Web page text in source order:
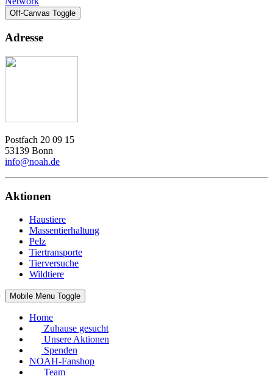
Off-Canvas Toggle
Adresse
Postfach 20 09 15
53139 Bonn
info@noah.de
Aktionen
Haustiere
Massentierhaltung
Pelz
Tiertransporte
Tierversuche
Wildtiere
Mobile Menu Toggle
Home
Zuhause gesucht
Unsere Aktionen
Spenden
NOAH-Fanshop
Team